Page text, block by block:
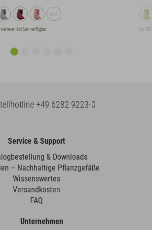
+14
Größen verfügbar ca.
+49 6282 9223-0
Service & Support
& Downloads
– Nachhaltige Pflanzgefäße
Wissenswertes
Versandkosten
FAQ
Unternehmen